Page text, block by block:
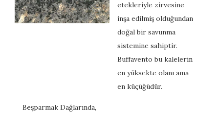
etekleriyle zirvesine
inşa edilmiş olduğundan
doğal bir savunma
sistemine sahiptir.
Buffavento bu kalelerin
en yüksekte olanı ama
en küçüğüdür.
Beşparmak Dağlarında,